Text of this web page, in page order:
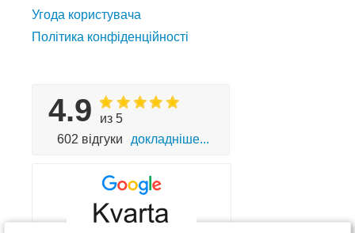
Угода користувача
Політика конфіденційності
4.9
из 5
602 відгуки
докладніше...